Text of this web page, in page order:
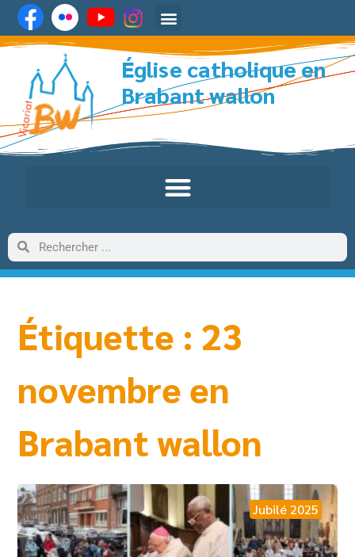
Église catholique en
Brabant wallon
Étiquette : 23
novembre en
Brabant wallon
Jubilé 2025